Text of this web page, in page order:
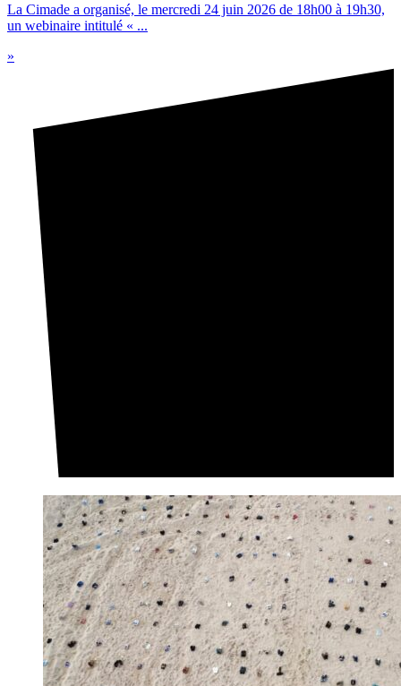
La Cimade a organisé, le mercredi 24 juin 2026 de 18h00 à 19h30,
un webinaire intitulé « ...
»